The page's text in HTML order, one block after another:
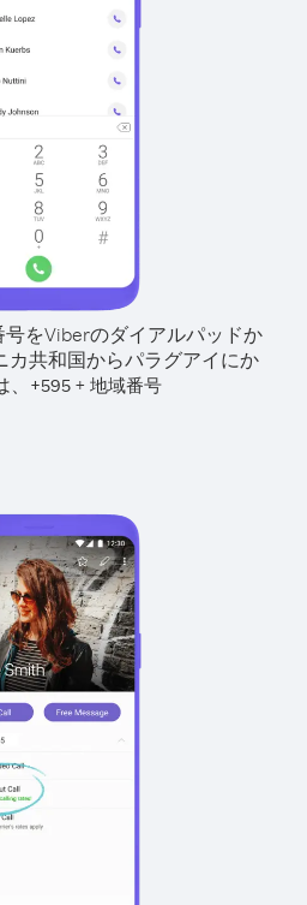
号をViberのダイアルパッドか
カ共和国からパラグアイにか
+595 + 地域番号